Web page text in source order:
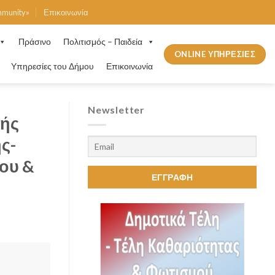
Επικοινωνία
Πράσινο Πολιτισμός – Παιδεία
Υπηρεσίες του Δήμου Επικοινωνία
ONLINE ΥΠΗΡΕΣΙΕΣ
&
Newsletter